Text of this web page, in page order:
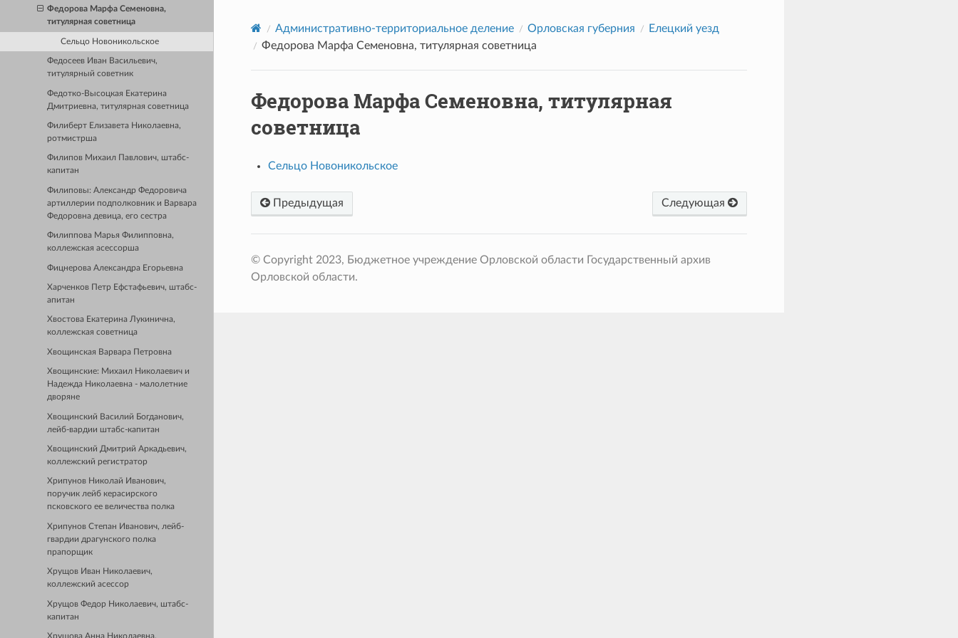
Федорова Марфа Семеновна,
титулярная советница
Сельцо Новоникольское
Федосеев Иван Васильевич,
титулярный советник
Федотко-Высоцкая Екатерина
Дмитриевна, титулярная советница
Филиберт Елизавета Николаевна,
ротмистрша
Филипов Михаил Павлович, штабс-
капитан
Филиповы: Александр Федоровича
артиллерии подполковник и Варвара
Федоровна девица, его сестра
Филиппова Марья Филипповна,
коллежская асессорша
Фицнерова Александра Егорьевна
Харченков Петр Ефстафьевич, штабс-
апитан
Хвостова Екатерина Лукинична,
коллежская советница
Хвощинская Варвара Петровна
Хвощинские: Михаил Николаевич и
Надежда Николаевна - малолетние
дворяне
Хвощинский Василий Богданович,
лейб-вардии штабс-капитан
Хвощинский Дмитрий Аркадьевич,
коллежский регистратор
Хрипунов Николай Иванович,
поручик лейб керасирского
псковского ее величества полка
Хрипунов Степан Иванович, лейб-
гвардии драгунского полка
прапорщик
Хрущов Иван Николаевич,
коллежский асессор
Хрущов Федор Николаевич, штабс-
капитан
Хрущова Анна Николаевна,
Административно-территориальное деление Орловская губерния
Елецкий уезд
Федорова Марфа Семеновна, титулярная советница
Федорова Марфа Семеновна, титулярная
советница
Сельцо Новоникольское
Предыдущая Следующая
© Copyright 2023, Бюджетное учреждение Орловской области Государственный архив
Орловской области.